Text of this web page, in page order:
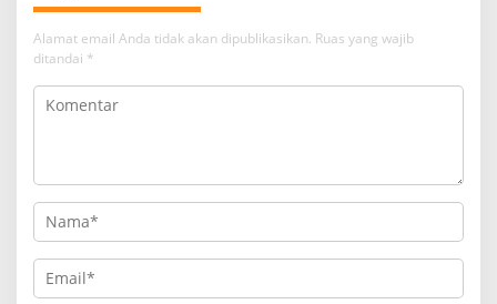
Alamat email Anda tidak akan dipublikasikan. Ruas yang wajib
ditandai *